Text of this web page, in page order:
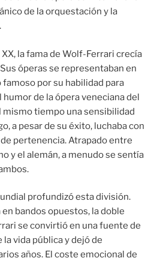
de la orquestación y la
la fama de Wolf-Ferrari crecía
óperas se representaban en
famoso por su habilidad para
de la ópera veneciana del
mismo tiempo una sensibilidad
a pesar de su éxito, luchaba con
pertenencia. Atrapado entre
y el alemán, a menudo se sentía
profundizó esta división.
bandos opuestos, la doble
se convirtió en una fuente de
vida pública y dejó de
años. El coste emocional de